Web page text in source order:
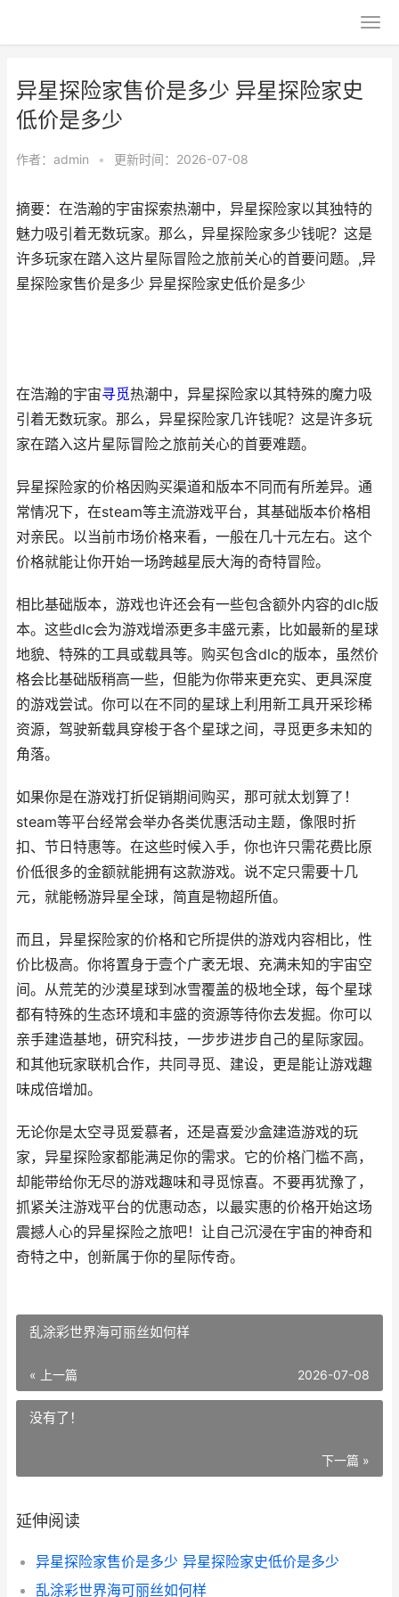
异星探险家售价是多少 异星探险家史
低价是多少
作者： admin • 更新时间：2026-07-08
摘要：在浩瀚的宇宙探索热潮中，异星探险家以其独特的
魅力吸引着无数玩家。那么，异星探险家多少钱呢？这是
许多玩家在踏入这片星际冒险之旅前关心的首要问题。,异
星探险家售价是多少 异星探险家史低价是多少
在浩瀚的宇宙寻觅热潮中，异星探险家以其特殊的魔力吸
引着无数玩家。那么，异星探险家几许钱呢？这是许多玩
家在踏入这片星际冒险之旅前关心的首要难题。
异星探险家的价格因购买渠道和版本不同而有所差异。通
常情况下，在steam等主流游戏平台，其基础版本价格相
对亲民。以当前市场价格来看，一般在几十元左右。这个
价格就能让你开始一场跨越星辰大海的奇特冒险。
相比基础版本，游戏也许还会有一些包含额外内容的dlc版
本。这些dlc会为游戏增添更多丰盛元素，比如最新的星球
地貌、特殊的工具或载具等。购买包含dlc的版本，虽然价
格会比基础版稍高一些，但能为你带来更充实、更具深度
的游戏尝试。你可以在不同的星球上利用新工具开采珍稀
资源，驾驶新载具穿梭于各个星球之间，寻觅更多未知的
角落。
如果你是在游戏打折促销期间购买，那可就太划算了！
steam等平台经常会举办各类优惠活动主题，像限时折
扣、节日特惠等。在这些时候入手，你也许只需花费比原
价低很多的金额就能拥有这款游戏。说不定只需要十几
元，就能畅游异星全球，简直是物超所值。
而且，异星探险家的价格和它所提供的游戏内容相比，性
价比极高。你将置身于壹个广袤无垠、充满未知的宇宙空
间。从荒芜的沙漠星球到冰雪覆盖的极地全球，每个星球
都有特殊的生态环境和丰盛的资源等待你去发掘。你可以
亲手建造基地，研究科技，一步步进步自己的星际家园。
和其他玩家联机合作，共同寻觅、建设，更是能让游戏趣
味成倍增加。
无论你是太空寻觅爱慕者，还是喜爱沙盒建造游戏的玩
家，异星探险家都能满足你的需求。它的价格门槛不高，
却能带给你无尽的游戏趣味和寻觅惊喜。不要再犹豫了，
抓紧关注游戏平台的优惠动态，以最实惠的价格开始这场
震撼人心的异星探险之旅吧！让自己沉浸在宇宙的神奇和
奇特之中，创新属于你的星际传奇。
乱涂彩世界海可丽丝如何样
« 上一篇 2026-07-08
没有了！
下一篇 »
延伸阅读
异星探险家售价是多少 异星探险家史低价是多少
乱涂彩世界海可丽丝如何样